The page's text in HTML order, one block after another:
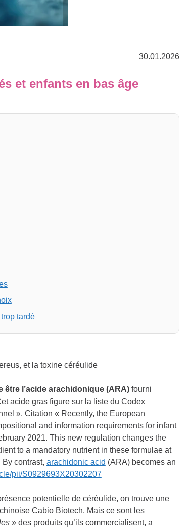
30.01.2026
et enfants en bas âge
tardé
et la toxine céréulide
être l’acide arachidonique (ARA)fourni
acide gras figure sur la liste du Codex
». Citation « Recently, the European
and information requirements for infant
2021. This new regulation changes the
to a mandatory nutrient in these formulae at
contrast, arachidonic acid (ARA) becomes an
pii/S0929693X20302207
potentielle de céréulide, on trouve une
Cabio Biotech. Mais ce sont les
»des produits qu’ils commercialisent, a